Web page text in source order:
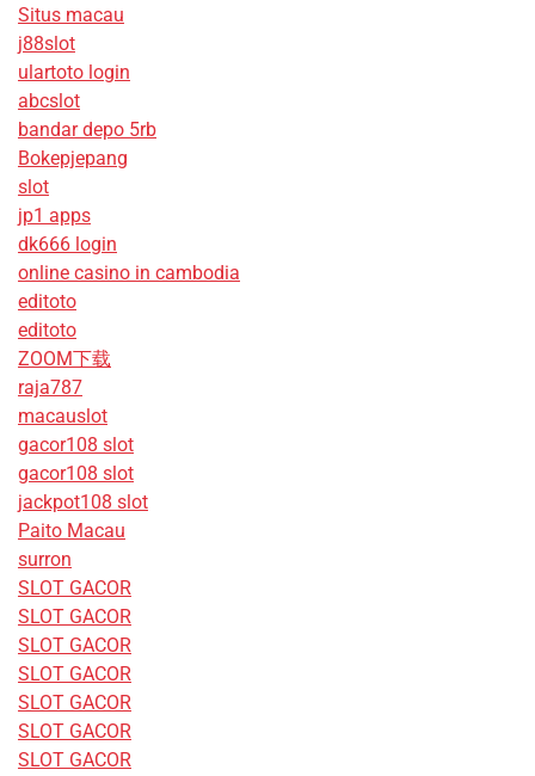
Situs macau
j88slot
ulartoto login
abcslot
bandar depo 5rb
Bokepjepang
slot
jp1 apps
dk666 login
online casino in cambodia
editoto
editoto
ZOOM下载
raja787
macauslot
gacor108 slot
gacor108 slot
jackpot108 slot
Paito Macau
surron
SLOT GACOR
SLOT GACOR
SLOT GACOR
SLOT GACOR
SLOT GACOR
SLOT GACOR
SLOT GACOR